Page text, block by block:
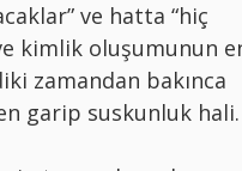
ve hatta “hiç
kimlik oluşumunun
zamandan bakınca
garip suskunluk hali.